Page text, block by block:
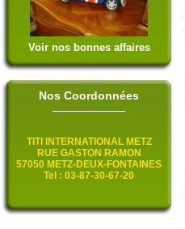
Voir nos bonnes affaires
Nos Coordonnées
TITI INTERNATIONAL METZ
RUE GASTON RAMON
57050 METZ-DEUX-FONTAINES
Tel : 03-87-30-67-20